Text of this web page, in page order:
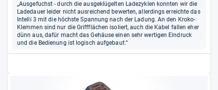
„Ausgefuchst - durch die ausgeklügelten Ladezyklen konnten wir die
Ladedauer leider nicht ausreichend bewerten, allerdings erreichte das
Intelli 3 mit die höchste Spannung nach der Ladung. An den Kroko-
Klemmen sind nur die Griffflächen isoliert, auch die Kabel fallen eher
dünn aus, dafür macht das Gehäuse einen sehr wertigen Eindruck
und die Bedienung ist logisch aufgebaut.“